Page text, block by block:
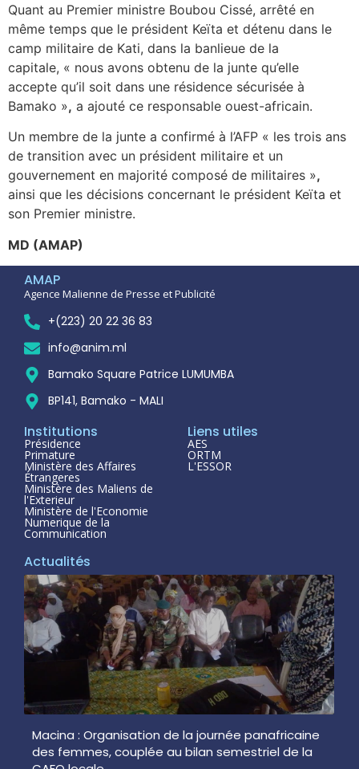
Quant au Premier ministre Boubou Cissé, arrêté en
même temps que le président Keïta et détenu dans le
camp militaire de Kati, dans la banlieue de la
capitale, « nous avons obtenu de la junte qu’elle
accepte qu’il soit dans une résidence sécurisée à
Bamako », a ajouté ce responsable ouest-africain.
Un membre de la junte a confirmé à l’AFP « les trois ans
de transition avec un président militaire et un
gouvernement en majorité composé de militaires »,
ainsi que les décisions concernant le président Keïta et
son Premier ministre.
MD (AMAP)
AMAP
Agence Malienne de Presse et Publicité
+(223) 20 22 36 83
info@anim.ml
Bamako Square Patrice LUMUMBA
BP141, Bamako - MALI
Institutions
Présidence
Primature
Ministère des Affaires
Étrangeres
Ministère des Maliens de
l'Exterieur
Ministère de l'Economie
Numerique de la
Communication
Liens utiles
AES
ORTM
L'ESSOR
Actualités
Macina : Organisation de la journée panafricaine
des femmes, couplée au bilan semestriel de la